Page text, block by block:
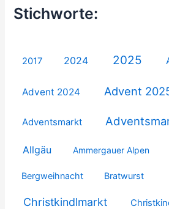
Stichworte:
2017 2024 2025
Advent 2024 Advent
Adventsmarkt
Allgäu Ammergauer Alpen
Bergweihnacht Bratwurst
Christkindlmarkt